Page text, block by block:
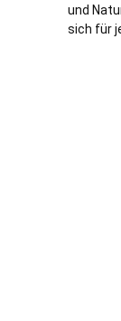
und
sich für